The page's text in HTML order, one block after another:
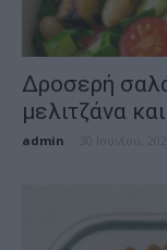
Δροσερή
μελιτζάνα
admin